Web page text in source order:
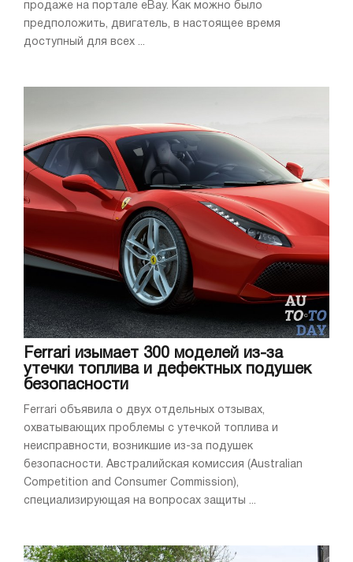
продаже на портале eBay. Как можно было
предположить, двигатель, в настоящее время
доступный для всех ...
Ferrari изымает 300 моделей из-за
утечки топлива и дефектных подушек
безопасности
Ferrari объявила о двух отдельных отзывах,
охватывающих проблемы с утечкой топлива и
неисправности, возникшие из-за подушек
безопасности. Австралийская комиссия (Australian
Competition and Consumer Commission),
специализирующая на вопросах защиты ...